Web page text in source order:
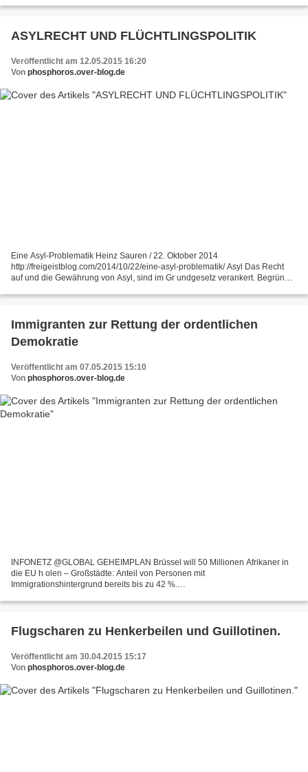
ASYLRECHT UND FLÜCHTLINGSPOLITIK
Veröffentlicht am 12.05.2015 16:20
Von phosphoros.over-blog.de
Eine Asyl-Problematik Heinz Sauren / 22. Oktober 2014
http://freigeistblog.com/2014/10/22/eine-asyl-problematik/ Asyl Das Recht
auf und die Gewährung von Asyl, sind im Gr undgesetz verankert. Begründet
Immigranten zur Rettung der ordentlichen
Demokratie
Veröffentlicht am 07.05.2015 15:10
Von phosphoros.over-blog.de
INFONETZ @GLOBAL GEHEIMPLAN Brüssel will 50 Millionen Afrikaner in
die EU h olen – Großstädte: Anteil von Personen mit
Immigrationshintergrund bereits bis zu 42 %.
millionen-afrikaner-in-die-eu-holen/...
Flugscharen zu Henkerbeilen und Guillotinen.
Veröffentlicht am 30.04.2015 15:17
Von phosphoros.over-blog.de